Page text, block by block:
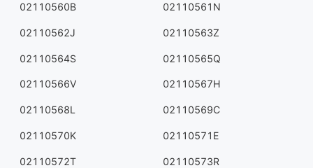
02110560B 02110561N
02110562J 02110563Z
02110564S 02110565Q
02110566V 02110567H
02110568L 02110569C
02110570K 02110571E
02110572T 02110573R